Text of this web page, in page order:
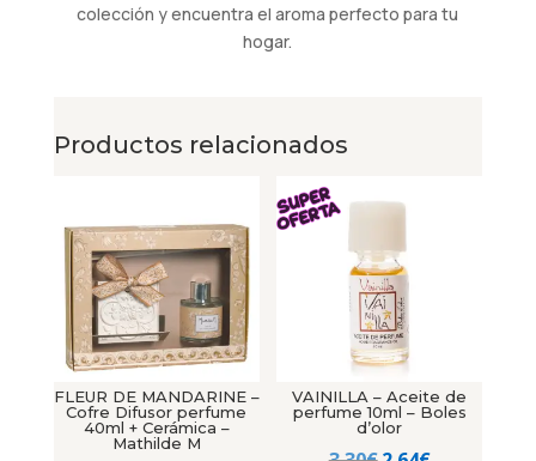
colección y encuentra el aroma perfecto para tu
hogar.
Productos relacionados
FLEUR DE MANDARINE –
Cofre Difusor perfume
40ml + Cerámica –
Mathilde M
VAINILLA – Aceite de
perfume 10ml – Boles
d’olor